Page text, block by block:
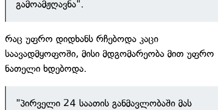
გამოამჟღავნა".
რაც უფრო დიდხანს რჩებოდა კაცი
საავადმყოფოში, მისი მდგომარეობა მით უფრო
ნათელი ხდებოდა.
"პირველი 24 საათის განმავლობაში მას